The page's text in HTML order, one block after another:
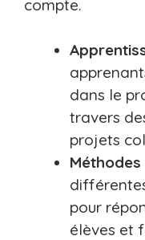
compte.
dans le
travers
projets
pour
élèves et